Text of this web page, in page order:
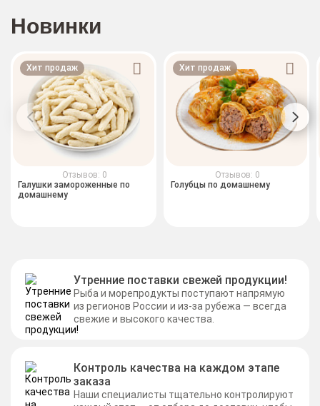
Новинки
Хит продаж
Отзывов: 0
Галушки замороженные по
домашнему
Хит продаж
Отзывов: 0
Голубцы по домашнему
Утренние поставки свежей продукции!
Рыба и морепродукты поступают напрямую
из регионов России и из-за рубежа — всегда
свежие и высокого качества.
Контроль качества на каждом этапе
заказа
Наши специалисты тщательно контролируют